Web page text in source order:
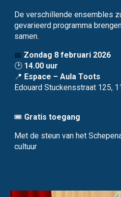
De verschillende ensembles
gevarieerd programma
samen.
📅 Zondag 8 februari 2026
🕑 14.00 uur
📍 Espace – Aula Toots
Edouard Stuckensstraat 125,
🎟️ Gratis toegang
Met de steun van het
cultuur